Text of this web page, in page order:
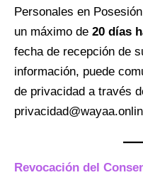
Personales en
un máximo de 20 días
fecha de recepción de
información, puede
de privacidad a través
Revocación del